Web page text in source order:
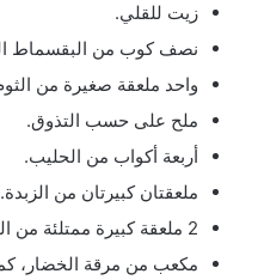
زيت للقلي.
نصف كوب من البقسماط
واحد ملعقة صغيرة من
ملح على حسب التذوق.
أربعة أكواب من الحليب.
ملعقتان كبيرتان من الزبدة.
2 ملعقة كبيرة ممتلئة من الدقيق.
مكعب من مرقة الخضار،